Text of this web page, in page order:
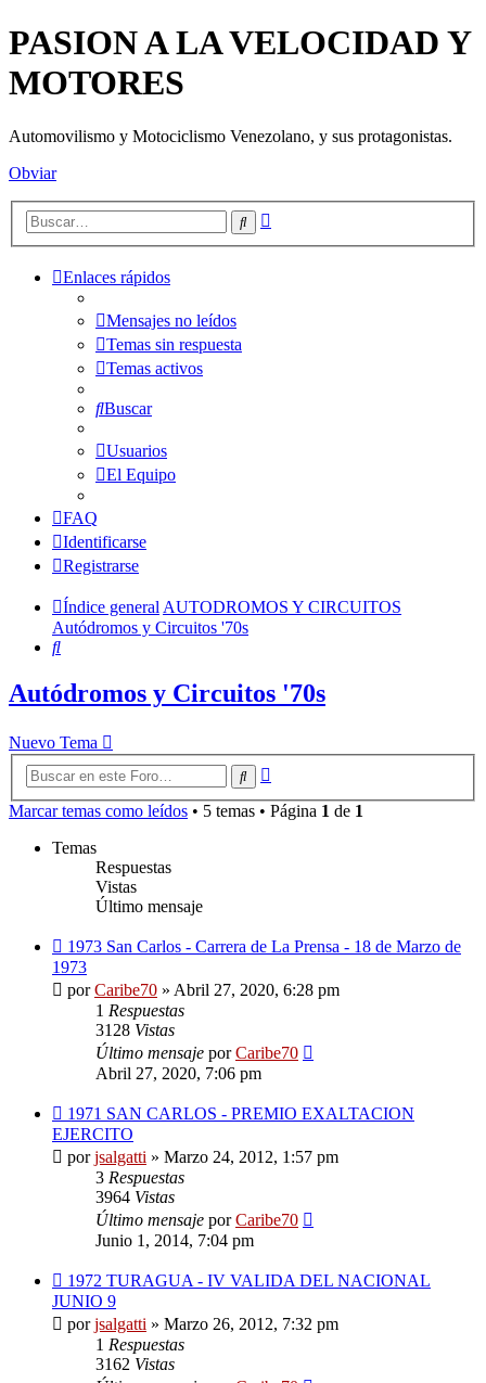
PASION A LA VELOCIDAD Y
MOTORES
Automovilismo y Motociclismo Venezolano, y sus protagonistas.
Obviar
Buscar
Enlaces rápidos
Mensajes no leídos
Temas sin respuesta
Temas activos
Buscar
Usuarios
El Equipo
FAQ
Identificarse
Registrarse
Índice generalAUTODROMOS Y CIRCUITOS
Autódromos y Circuitos '70s
Buscar
Autódromos y Circuitos '70s
Nuevo Tema
Buscar
Marcar temas como leídos • 5 temas • Página 1 de 1
Temas
Respuestas
Vistas
Último mensaje
1973 San Carlos - Carrera de La Prensa - 18 de Marzo de
1973
porCaribe70 » Abril 27, 2020, 6:28 pm
1 Respuestas
3128 Vistas
Último mensaje porCaribe70
Abril 27, 2020, 7:06 pm
1971 SAN CARLOS - PREMIO EXALTACION
EJERCITO
porjsalgatti » Marzo 24, 2012, 1:57 pm
3 Respuestas
3964 Vistas
Último mensaje porCaribe70
Junio 1, 2014, 7:04 pm
1972 TURAGUA - IV VALIDA DEL NACIONAL
JUNIO 9
porjsalgatti » Marzo 26, 2012, 7:32 pm
1 Respuestas
3162 Vistas